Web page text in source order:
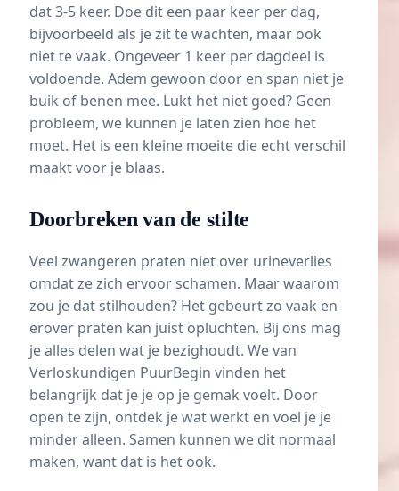
dat 3-5 keer. Doe dit een paar keer per dag,
bijvoorbeeld als je zit te wachten, maar ook
niet te vaak. Ongeveer 1 keer per dagdeel is
voldoende. Adem gewoon door en span niet je
buik of benen mee. Lukt het niet goed? Geen
probleem, we kunnen je laten zien hoe het
moet. Het is een kleine moeite die echt verschil
maakt voor je blaas.
Doorbreken van de stilte
Veel zwangeren praten niet over urineverlies
omdat ze zich ervoor schamen. Maar waarom
zou je dat stilhouden? Het gebeurt zo vaak en
erover praten kan juist opluchten. Bij ons mag
je alles delen wat je bezighoudt. We van
Verloskundigen PuurBegin vinden het
belangrijk dat je je op je gemak voelt. Door
open te zijn, ontdek je wat werkt en voel je je
minder alleen. Samen kunnen we dit normaal
maken, want dat is het ook.